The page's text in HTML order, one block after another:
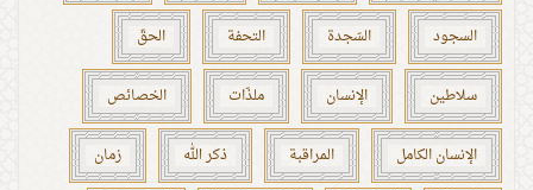
السجود السّجدة التحفة الحقّ
سلاطين الإنسان ملذّات الخصائص
الإنسان الكامل المراقبة ذكر الله زمان